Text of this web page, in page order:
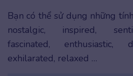
Bạn có thể sử dụng những
nostalgic, inspired,
fascinated, enthusiastic,
exhilarated, relaxed …